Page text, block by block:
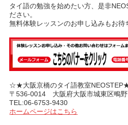
タイ語の勉強を始めたい方、是非
ださい。
無料体験レッスンのお申し込みもお待
☆★大阪京橋のタイ語教室
〒536-0014 大阪府大阪市城東区鴫
TEL:06-6753-9430
ホームページはこちら